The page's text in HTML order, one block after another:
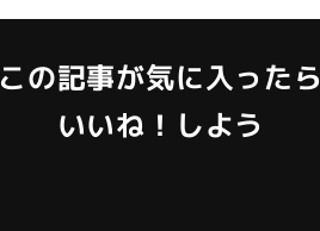
この記事が気に入ったら
いいね！しよう